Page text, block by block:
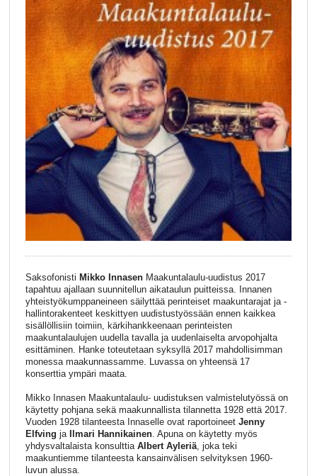
Saksofonisti Mikko InnasenMaakuntalaulu-uudistus 2017
tapahtuu ajallaan suunnitellun aikataulun puitteissa. Innanen
yhteistyökumppaneineen säilyttää perinteiset maakuntarajat ja -
hallintorakenteet keskittyen uudistustyössään ennen kaikkea
sisällöllisiin toimiin, kärkihankkeenaan perinteisten
maakuntalaulujen uudella tavalla ja uudenlaiselta arvopohjalta
esittäminen. Hanke toteutetaan syksyllä 2017 mahdollisimman
monessa maakunnassamme. Luvassa on yhteensä 17
konserttia ympäri maata.
Mikko Innasen Maakuntalaulu- uudistuksen valmistelutyössä on
käytetty pohjana sekä maakunnallista tilannetta 1928 että 2017.
Vuoden 1928 tilanteesta Innaselle ovat raportoineet Jenny
Elfving ja Ilmari Hannikainen. Apuna on käytetty myös
yhdysvaltalaista konsulttia Albert Ayleriä, joka teki
maakuntiemme tilanteesta kansainvälisen selvityksen 1960-
luvun alussa.